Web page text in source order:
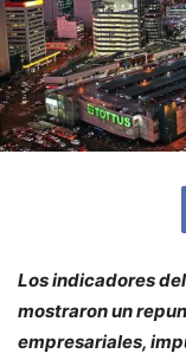
Los indicadores
mostraron un
empresariales,